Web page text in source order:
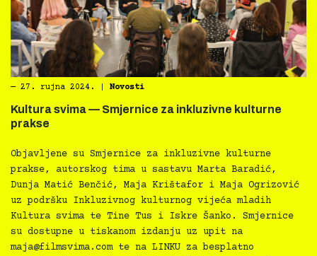
― 27. rujna 2024. Novosti
Kultura svima — Smjernice za inkluzivne kulturne
prakse
Objavljene su Smjernice za inkluzivne kulturne
prakse, autorskog tima u sastavu Marta Baradić,
Dunja Matić Benčić, Maja Krištafor i Maja Ogrizović
uz podršku Inkluzivnog kulturnog vijeća mladih
Kultura svima te Tine Tus i Iskre Šanko. Smjernice
su dostupne u tiskanom izdanju uz upit na
maja@filmsvima.comte na LINKU za besplatno